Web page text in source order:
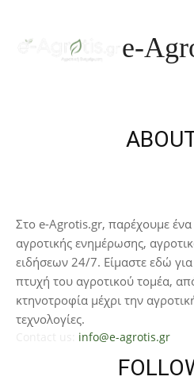
e-
Στο e-Agrotis.gr, παρέχουμε
αγροτικής ενημέρωσης,
ειδήσεων 24/7. Είμαστε εδώ
πτυχή του αγροτικού τομέα,
κτηνοτροφία μέχρι την
τεχνολογίες.
info@e-agrotis.gr